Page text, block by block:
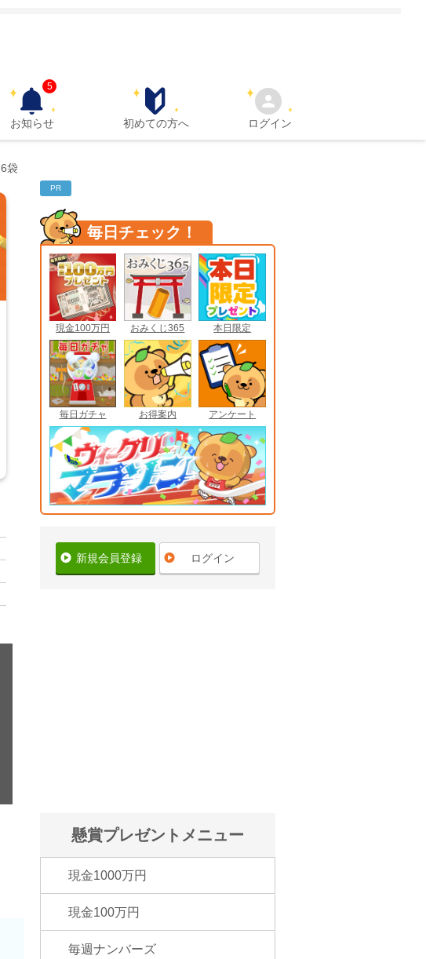
お知らせ
5
初めての方へ ログイン
袋
PR
毎日チェック！
現金100万円 おみくじ365 本日限定
毎日ガチャ お得案内 アンケート
新規会員登録 ログイン
懸賞プレゼントメニュー
現金1000万円
現金100万円
毎週ナンバーズ